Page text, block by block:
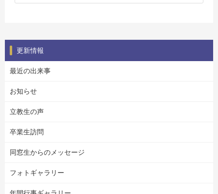
更新情報
最近の出来事
お知らせ
立教生の声
卒業生訪問
同窓生からのメッセージ
フォトギャラリー